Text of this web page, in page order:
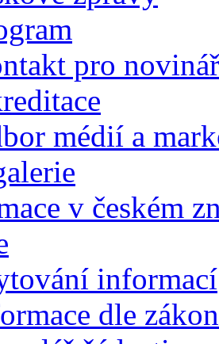
pro
médií a
v českém
informací
dle